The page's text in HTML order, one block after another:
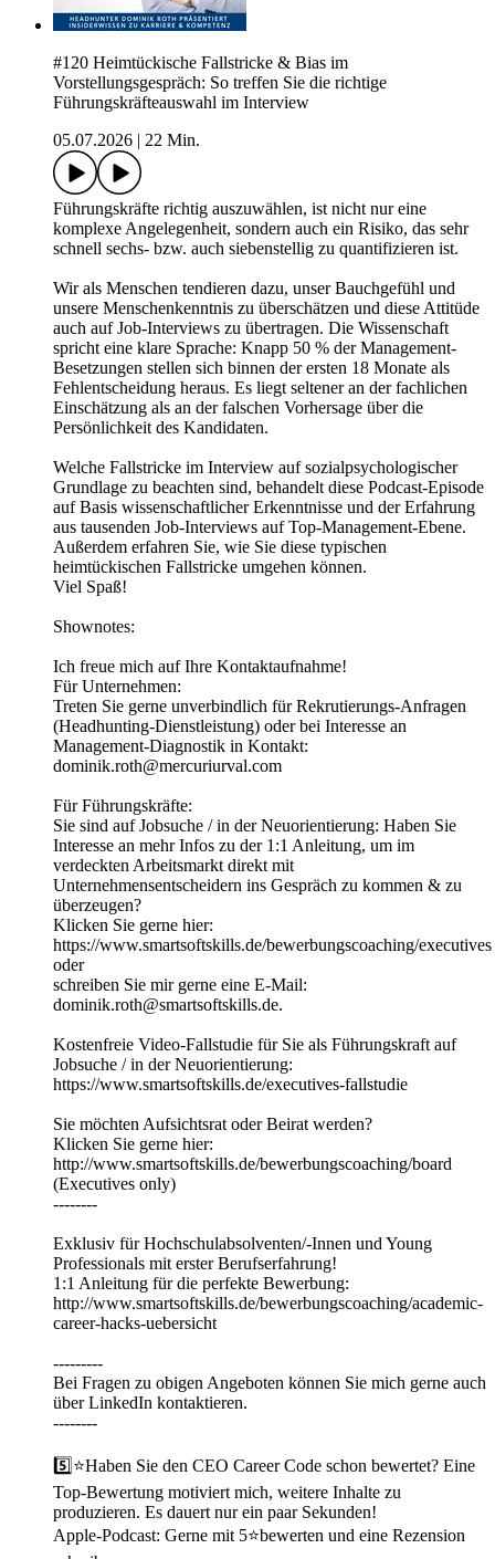
#120 Heimtückische Fallstricke & Bias im
Vorstellungsgespräch: So treffen Sie die richtige
Führungskräfteauswahl im Interview
05.07.2026
22 Min.
Führungskräfte richtig auszuwählen, ist nicht nur eine
komplexe Angelegenheit, sondern auch ein Risiko, das sehr
schnell sechs- bzw. auch siebenstellig zu quantifizieren ist.
Wir als Menschen tendieren dazu, unser Bauchgefühl und
unsere Menschenkenntnis zu überschätzen und diese Attitüde
auch auf Job-Interviews zu übertragen. Die Wissenschaft
spricht eine klare Sprache: Knapp 50 % der Management-
Besetzungen stellen sich binnen der ersten 18 Monate als
Fehlentscheidung heraus. Es liegt seltener an der fachlichen
Einschätzung als an der falschen Vorhersage über die
Persönlichkeit des Kandidaten.
Welche Fallstricke im Interview auf sozialpsychologischer
Grundlage zu beachten sind, behandelt diese Podcast-Episode
auf Basis wissenschaftlicher Erkenntnisse und der Erfahrung
aus tausenden Job-Interviews auf Top-Management-Ebene.
Außerdem erfahren Sie, wie Sie diese typischen
heimtückischen Fallstricke umgehen können.
Viel Spaß!
Shownotes:
Ich freue mich auf Ihre Kontaktaufnahme!
Für Unternehmen:
Treten Sie gerne unverbindlich für Rekrutierungs-Anfragen
(Headhunting-Dienstleistung) oder bei Interesse an
Management-Diagnostik in Kontakt:
dominik.roth@mercuriurval.com
Für Führungskräfte:
Sie sind auf Jobsuche / in der Neuorientierung: Haben Sie
Interesse an mehr Infos zu der 1:1 Anleitung, um im
verdeckten Arbeitsmarkt direkt mit
Unternehmensentscheidern ins Gespräch zu kommen & zu
überzeugen?
Klicken Sie gerne hier:
https://www.smartsoftskills.de/bewerbungscoaching/executives
oder
schreiben Sie mir gerne eine E-Mail:
dominik.roth@smartsoftskills.de.
Kostenfreie Video-Fallstudie für Sie als Führungskraft auf
Jobsuche / in der Neuorientierung:
https://www.smartsoftskills.de/executives-fallstudie
Sie möchten Aufsichtsrat oder Beirat werden?
Klicken Sie gerne hier:
http://www.smartsoftskills.de/bewerbungscoaching/board
(Executives only)
--------
Exklusiv für Hochschulabsolventen/-Innen und Young
Professionals mit erster Berufserfahrung!
1:1 Anleitung für die perfekte Bewerbung:
http://www.smartsoftskills.de/bewerbungscoaching/academic-
career-hacks-uebersicht
---------
Bei Fragen zu obigen Angeboten können Sie mich gerne auch
über LinkedIn kontaktieren.
--------
5️⃣⭐Haben Sie den CEO Career Code schon bewertet? Eine
Top-Bewertung motiviert mich, weitere Inhalte zu
produzieren. Es dauert nur ein paar Sekunden!
Apple-Podcast: Gerne mit 5⭐bewerten und eine Rezension